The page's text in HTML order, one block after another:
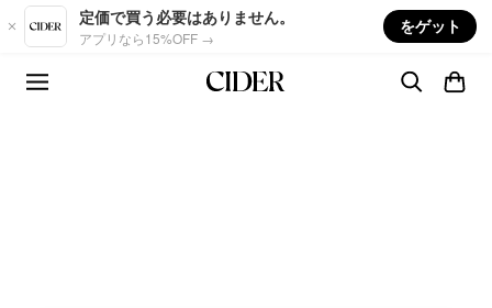
Skip to main content
定価で買う必要はありません。
アプリなら15%OFF →
をゲット